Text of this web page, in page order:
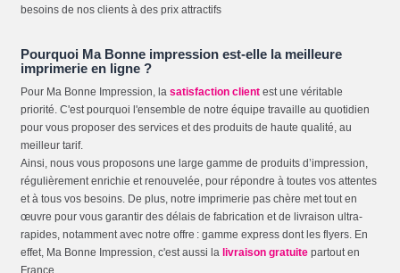
besoins de nos clients à des prix attractifs
Pourquoi Ma Bonne impression est-elle la meilleure
imprimerie en ligne ?
Pour Ma Bonne Impression, la satisfaction client est une véritable
priorité. C'est pourquoi l'ensemble de notre équipe travaille au quotidien
pour vous proposer des services et des produits de haute qualité, au
meilleur tarif.
Ainsi, nous vous proposons une large gamme de produits d’impression,
régulièrement enrichie et renouvelée, pour répondre à toutes vos attentes
et à tous vos besoins. De plus, notre imprimerie pas chère met tout en
œuvre pour vous garantir des délais de fabrication et de livraison ultra-
rapides, notamment avec notre offre : gamme express dont les flyers. En
effet, Ma Bonne Impression, c'est aussi la livraison gratuite partout en
France.